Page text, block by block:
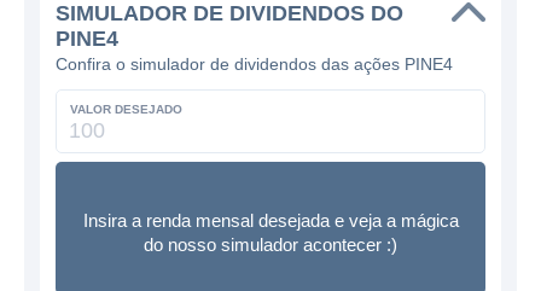
SIMULADOR DE DIVIDENDOS DO
PINE4
Confira o simulador de dividendos das ações PINE4
VALOR DESEJADO
Insira a renda mensal desejada e veja a mágica
do nosso simulador acontecer :)